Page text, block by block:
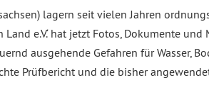
lagern seit vielen Jahren
Land e.V.‘ hat jetzt Fotos, Dokumente
ausgehende Gefahren für Wasser,
Prüfbericht und die bisher